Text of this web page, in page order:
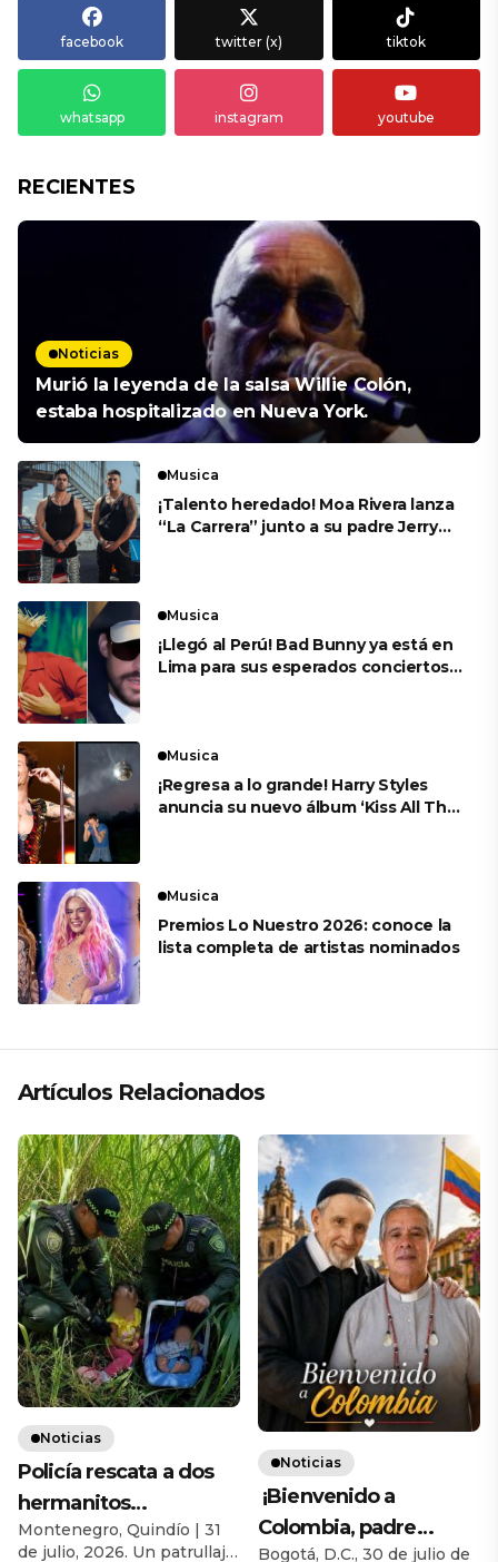
facebook twitter (x) tiktok
whatsapp instagram youtube
RECIENTES
Noticias
Murió la leyenda de la salsa Willie Colón,
estaba hospitalizado en Nueva York.
Musica
¡Talento heredado! Moa Rivera lanza
“La Carrera” junto a su padre Jerry
Musica
¡Llegó al Perú! Bad Bunny ya está en
Lima para sus esperados conciertos
Musica
¡Regresa a lo grande! Harry Styles
anuncia su nuevo álbum ‘Kiss All The
Musica
Premios Lo Nuestro 2026: conoce la
lista completa de artistas nominados
Artículos Relacionados
Noticias
Policía rescata a dos
hermanitos
abandonados por su
Montenegro, Quindío | 31
de julio, 2026. Un patrullaje
Noticias
¡Bienvenido a
Colombia, padre
Bogotá, D.C., 30 de julio de